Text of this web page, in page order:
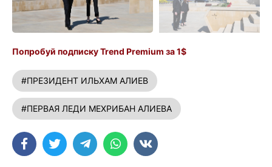
Попробуй подписку Trend Premium за 1$
#ПРЕЗИДЕНТ ИЛЬХАМ АЛИЕВ
#ПЕРВАЯ ЛЕДИ МЕХРИБАН АЛИЕВА